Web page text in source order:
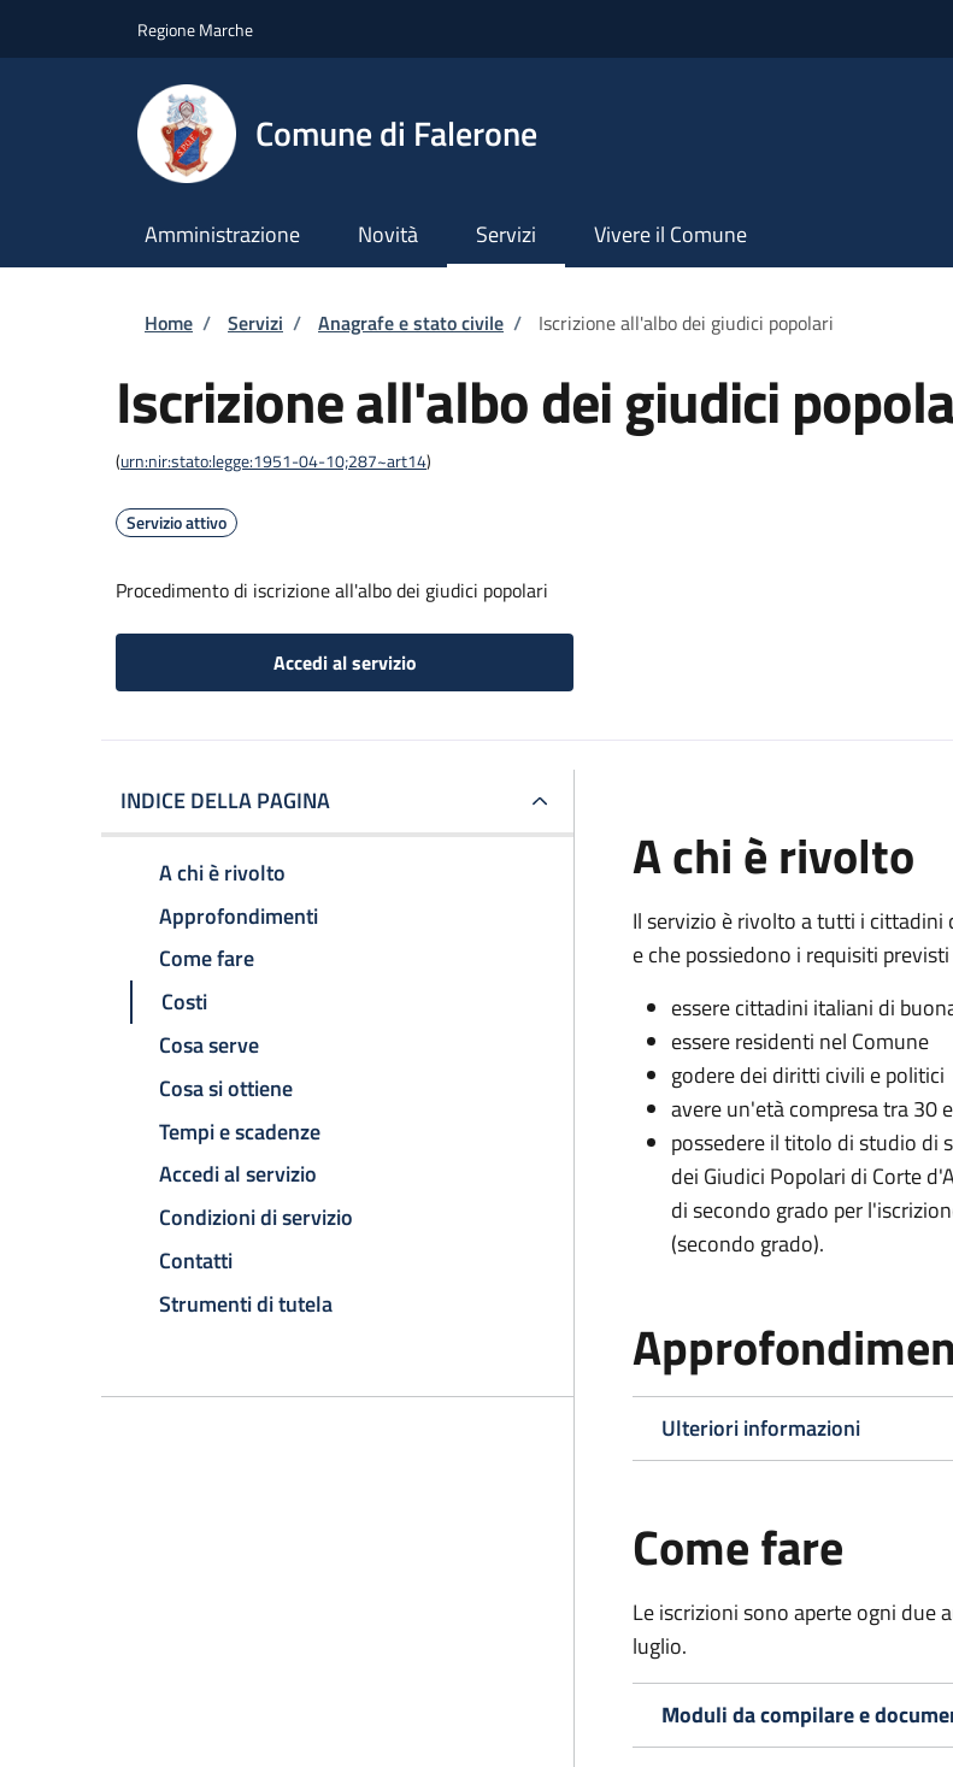
Regione Marche
Comune di Falerone
Amministrazione Novità Servizi Vivere il Comune
Briciole di pane
Home / Servizi / Anagrafe e stato civile / Iscrizione all'albo dei giudici popolari
Iscrizione all'albo dei giudici
(urn:nir:stato:legge:1951-04-10;287~art14)
Servizio attivo
Procedimento di iscrizione all'albo dei giudici popolari
Accedi al servizio
INDICE DELLA PAGINA
A chi è rivolto
Approfondimenti
Come fare
Costi
Cosa serve
Cosa si ottiene
Tempi e scadenze
Accedi al servizio
Condizioni di servizio
Contatti
Strumenti di tutela
A chi è rivolto
Il servizio è rivolto a tutti i cittadini
e che possiedono i requisiti
essere cittadini italiani di
essere residenti nel Comune
godere dei diritti civili e politici
avere un'età compresa tra 30
possedere il titolo di studio di
dei Giudici Popolari di Corte
di secondo grado per
(secondo grado).
Ulteriori informazioni
Come fare
Le iscrizioni sono aperte ogni due
luglio.
Moduli da compilare e